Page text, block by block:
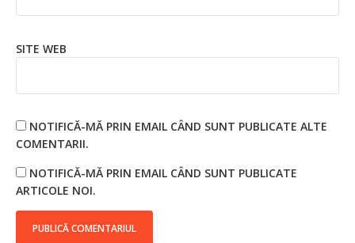
SITE WEB
NOTIFICĂ-MĂ PRIN EMAIL CÂND SUNT PUBLICATE ALTE
COMENTARII.
NOTIFICĂ-MĂ PRIN EMAIL CÂND SUNT PUBLICATE
ARTICOLE NOI.